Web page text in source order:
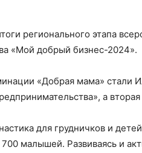
регионального этапа
«Мой добрый бизнес-2024».
«Добрая мама» стали
а
для грудничков и
малышей. Развиваясь и